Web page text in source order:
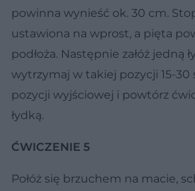
powinna wynieść ok. 30 cm.
ustawiona na wprost, a pięta
podłoża. Następnie załóż jedną
wytrzymaj w takiej pozycji 15-30
pozycji wyjściowej i powtórz
łydką.
ĆWICZENIE 5
Połóż się brzuchem na macie,